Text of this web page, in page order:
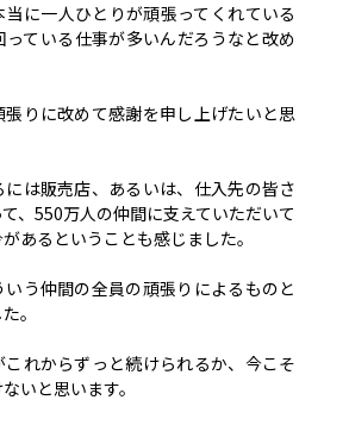
に一人ひとりが頑張ってくれている
ている仕事が多いんだろうなと改め
張りに改めて感謝を申し上げたいと思
は販売店、あるいは、仕入先の皆さ
、550万人の仲間に支えていただいて
あるということも感じました。
う仲間の全員の頑張りによるものと
。
れからずっと続けられるか、今こそ
いと思います。